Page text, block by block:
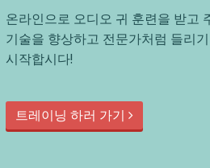
온라인으로 오디오 귀 훈련을 받고
기술을 향상하고 전문가처럼 들리
시작합시다!
트레이닝 하러 가기